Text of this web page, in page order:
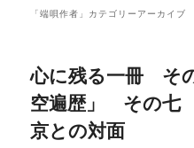
「端唄作者 」カテゴリーアーカイブ
心に残る一冊 そ
空遍歴」 その七
京との対面